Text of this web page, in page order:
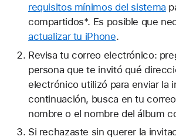
requisitos mínimos del sistema
compartidos*. Es posible que
actualizar tu iPhone.
Revisa tu correo electrónico:
persona que te invitó qué
electrónico utilizó para enviar la
continuación, busca en tu
nombre o el nombre del álbum
Si rechazaste sin querer la